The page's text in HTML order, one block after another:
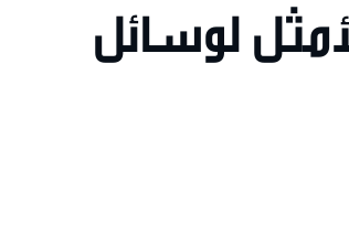
لوسائل